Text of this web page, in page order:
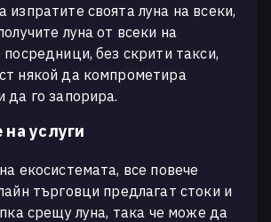
своята луна на всеки,
луна от всеки на
посредници, без скрити такси,
някой да компрометира
да го запорира.
услуги
екосистемата, все повече
търговци предлагат стоки и
срещу луна, така че може да